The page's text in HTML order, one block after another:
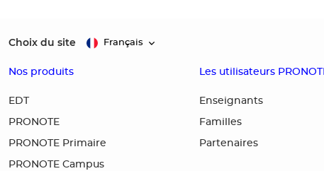
Choix du site Français
Nos produits
EDT
PRONOTE
PRONOTE Primaire
PRONOTE Campus
Les utilisateurs
Enseignants
Familles
Partenaires